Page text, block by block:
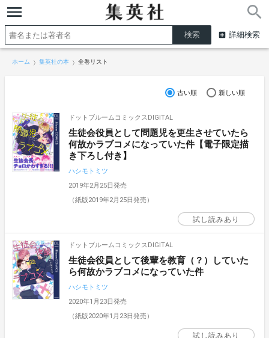
詳細検索
ホーム 集英社の本 全巻リスト
古い順 新しい順
ドットブルームコミックスDIGITAL
生徒会役員として問題児を更生させていたら
何故かラブコメになっていた件【電子限定描
き下ろし付き】
ハシモトミツ
2019年2月25日発売
（紙版2019年2月25日発売）
試し読みあり
ドットブルームコミックスDIGITAL
生徒会役員として後輩を教育（？）していた
ら何故かラブコメになっていた件
ハシモトミツ
2020年1月23日発売
（紙版2020年1月23日発売）
試し読みあり